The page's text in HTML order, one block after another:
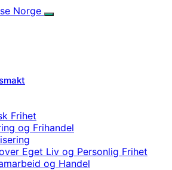
Frihet
og Frihandel
Eget Liv og Personlig Frihet
og Handel